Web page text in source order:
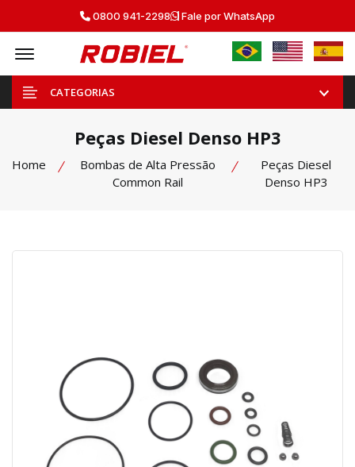
0800 941-2298 Fale por WhatsApp
Offcanvas Menu Open
CATEGORIAS
Peças Diesel Denso HP3
Home
Bombas de Alta Pressão
Common Rail
Peças Diesel
Denso HP3